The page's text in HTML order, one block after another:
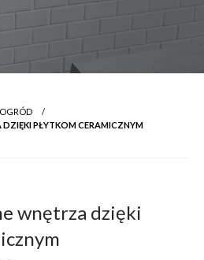
PŁYTKOM CERAMICZNYM
wnętrza dzięki